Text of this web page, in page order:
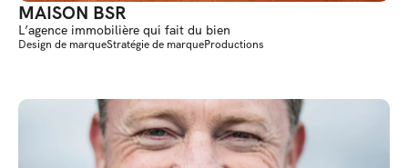
MAISON BSR
L’agence immobilière qui fait du bien
Design de marqueStratégie de marqueProductions